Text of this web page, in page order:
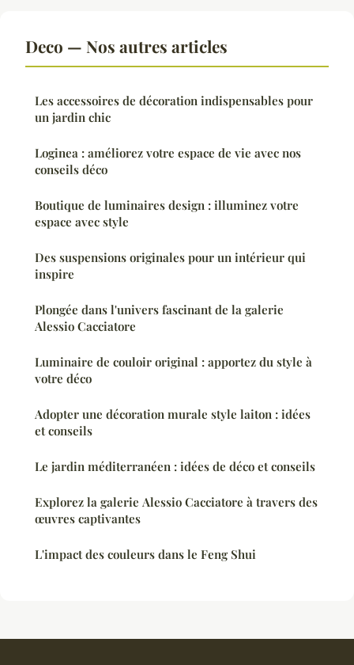
Deco — Nos autres articles
Les accessoires de décoration indispensables pour
un jardin chic
Loginea : améliorez votre espace de vie avec nos
conseils déco
Boutique de luminaires design : illuminez votre
espace avec style
Des suspensions originales pour un intérieur qui
inspire
Plongée dans l'univers fascinant de la galerie
Alessio Cacciatore
Luminaire de couloir original : apportez du style à
votre déco
Adopter une décoration murale style laiton : idées
et conseils
Le jardin méditerranéen : idées de déco et conseils
Explorez la galerie Alessio Cacciatore à travers des
œuvres captivantes
L'impact des couleurs dans le Feng Shui